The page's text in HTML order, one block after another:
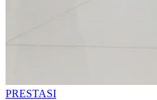
PRESTASI